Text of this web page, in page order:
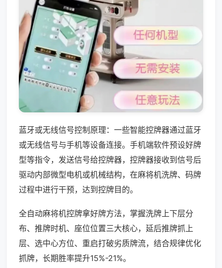
蓝牙或无线信号控制原理：一些智能控牌器通过蓝牙
或无线信号与手机等设备连接。手机端软件预设好牌
型等指令，发送信号给控牌器，控牌器接收到信号后
驱动内部微型电机或机械结构，在麻将机洗牌、码牌
过程中进行干预，达到控牌目的。
全自动麻将机控牌拿好牌方法，掌握洗牌上下层分
布、推牌时机、座位位置三大核心，延后推牌抓上
层、选中心方位、重启打破劣质牌流，结合规律优化
抓牌，长期胜率提升15%-21%。